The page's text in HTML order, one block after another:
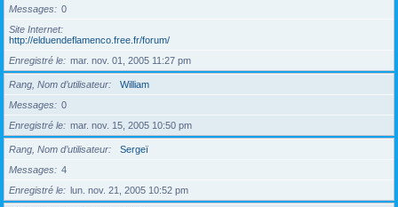
Messages
0
Site Internet
http://elduendeflamenco.free.fr/forum/
Enregistré le
mar. nov. 01, 2005 11:27 pm
Rang, Nom d’utilisateur
William
Messages
0
Enregistré le
mar. nov. 15, 2005 10:50 pm
Rang, Nom d’utilisateur
Sergeï
Messages
4
Enregistré le
lun. nov. 21, 2005 10:52 pm